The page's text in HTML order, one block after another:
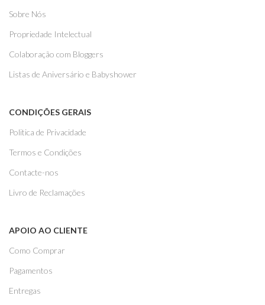
Sobre Nós
Propriedade Intelectual
Colaboração com Bloggers
Listas de Aniversário e Babyshower
CONDIÇÕES GERAIS
Politica de Privacidade
Termos e Condições
Contacte-nos
Livro de Reclamações
APOIO AO CLIENTE
Como Comprar
Pagamentos
Entregas